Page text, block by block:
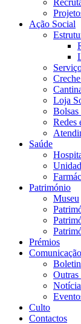
Ação Social
Loja
Bolsas
Redes
Saúde
Património
Museu
Prémios
Comunicação
Outras
Culto
Contactos